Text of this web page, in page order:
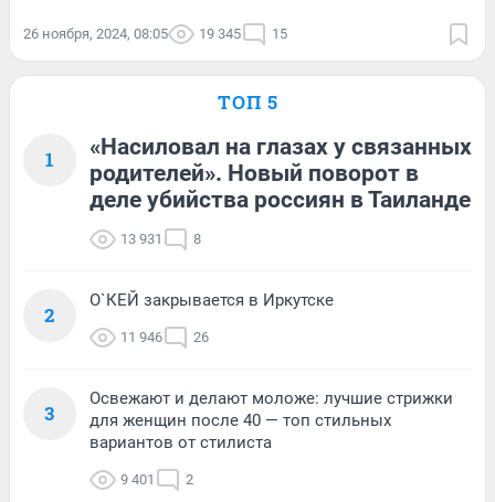
26 ноября, 2024, 08:05 19 345 15
ТОП 5
1
«Насиловал на глазах у связанных
родителей». Новый поворот в
деле убийства россиян в Таиланде
13 931 8
2
О`КЕЙ закрывается в Иркутске
11 946 26
3
Освежают и делают моложе: лучшие стрижки
для женщин после 40 — топ стильных
вариантов от стилиста
9 401 2